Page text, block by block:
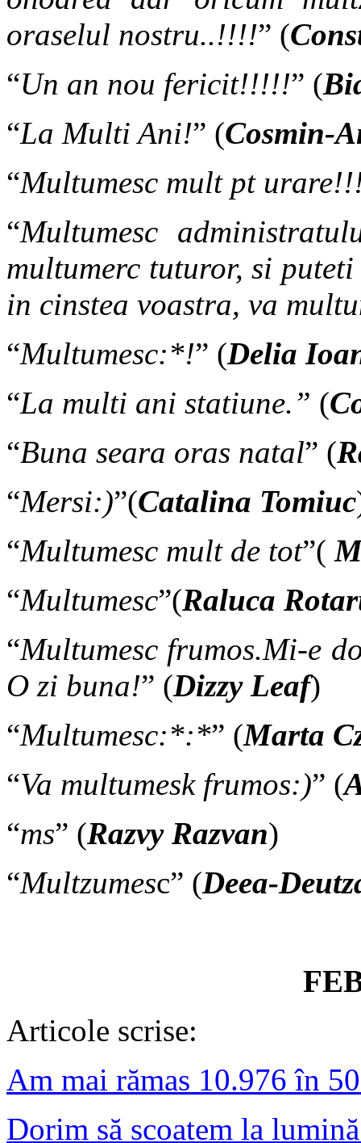
oraselul nostru..!!!!” (
“Un an nou fericit!!!!!” (
“La Multi Ani!” (Cosmin-
“Multumesc mult pt
“Multumesc
multumerc tuturor, si
in cinstea voastra, va
“Multumesc:*!” (Delia
“La multi ani statiune.” (
“Buna seara oras natal” (
“Mersi:)”(Catalina Tomiuc
“Multumesc mult de tot”(
“Multumesc”(Raluca
“Multumesc frumos.Mi-e
O zi buna!” (Dizzy Leaf)
“Multumesc:*:*” (Marta
“Va multumesk frumos:)” (
“ms” (Razvy Razvan)
“Multzumesc” (Deea-
Articole scrise:
Am mai rămas 10.976 în
Dorim să scoatem la